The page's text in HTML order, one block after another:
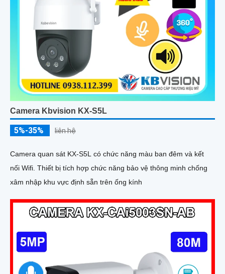
Camera Kbvision KX-S5L
5%-35% liên hệ
Camera quan sát KX-S5L có chức năng màu ban đêm và kết
nối Wifi. Thiết bị tích hợp chức năng bảo vệ thông minh chống
xâm nhập khu vực định sẵn trên ống kính